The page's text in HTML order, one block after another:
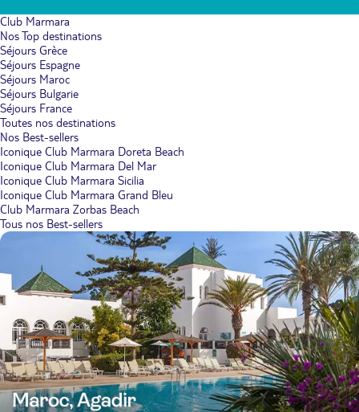
Club Marmara
Nos Top destinations
Séjours Grèce
Séjours Espagne
Séjours Maroc
Séjours Bulgarie
Séjours France
Toutes nos destinations
Nos Best-sellers
Iconique Club Marmara Doreta Beach
Iconique Club Marmara Del Mar
Iconique Club Marmara Sicilia
Iconique Club Marmara Grand Bleu
Club Marmara Zorbas Beach
Tous nos Best-sellers